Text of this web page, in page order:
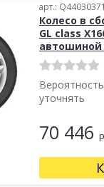
арт.:
Колесо в
GL class
автошиной
уточнять
70 446